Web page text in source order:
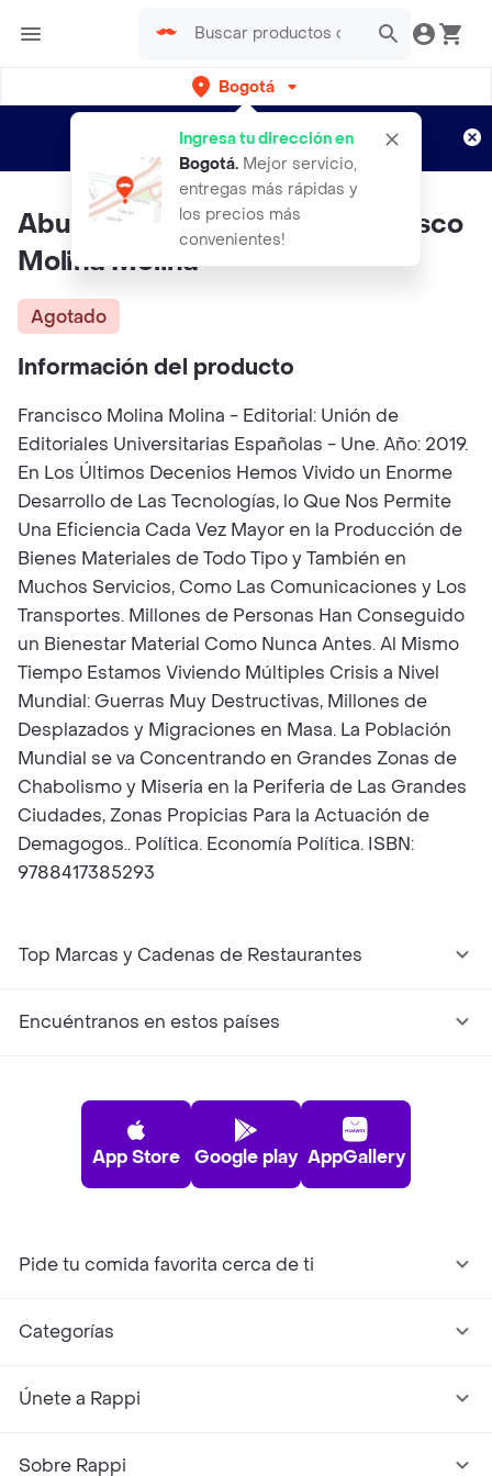
Bogotá
Ingresa tu dirección en
Bogotá. Mejor servicio,
entregas más rápidas y
los precios más
convenientes!
envíos gratis por semanas
Aplican TyC
Abundancia y Pobreza - Francisco
Molina Molina
Agotado
Información del producto
Francisco Molina Molina - Editorial: Unión de
Editoriales Universitarias Españolas - Une. Año: 2019.
En Los Últimos Decenios Hemos Vivido un Enorme
Desarrollo de Las Tecnologías, lo Que Nos Permite
Una Eficiencia Cada Vez Mayor en la Producción de
Bienes Materiales de Todo Tipo y También en
Muchos Servicios, Como Las Comunicaciones y Los
Transportes. Millones de Personas Han Conseguido
un Bienestar Material Como Nunca Antes. Al Mismo
Tiempo Estamos Viviendo Múltiples Crisis a Nivel
Mundial: Guerras Muy Destructivas, Millones de
Desplazados y Migraciones en Masa. La Población
Mundial se va Concentrando en Grandes Zonas de
Chabolismo y Miseria en la Periferia de Las Grandes
Ciudades, Zonas Propicias Para la Actuación de
Demagogos.. Política. Economía Política. ISBN:
9788417385293
Top Marcas y Cadenas de Restaurantes
Encuéntranos en estos países
App Store Google play AppGallery
Pide tu comida favorita cerca de ti
Categorías
Únete a Rappi
Sobre Rappi